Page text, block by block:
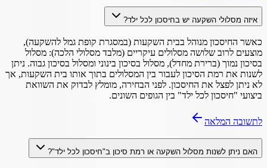
איזה מסלולי השקעה יש בחיסכון לכל ילד?
כאשר החיסכון מנוהל בבית השקעות (במסגרת קופת גמל להשקעה),
מוצעים לרוב שלושה מסלולים עיקריים (מלבד מסלולי הלכה): מסלול
בסיכון נמוך (ברירת מחדל), מסלול בסיכון בינוני ומסלול בסיכון גבוה. ניתן
לשנות את רמת הסיכון לעבור בין המסלולים בתוך אותו בית השקעות, אך
לא ניתן לפצל את החיסכון. לפני הבחירה, מומלץ לבדוק את השוואת
ביצועי "חיסכון לכל ילד" בין הגופים השונים.
לתשובה המלאה
האם ניתן לשנות מסלול השקעה או רמת סיכון ב"חיסכון לכל ילד"?